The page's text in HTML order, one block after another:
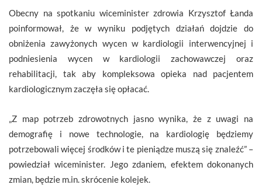
Obecny na spotkaniu wiceminister zdrowia Krzysztof Łanda
poinformował, że w wyniku podjętych działań dojdzie do
obniżenia zawyżonych wycen w kardiologii interwencyjnej i
podniesienia wycen w kardiologii zachowawczej oraz
rehabilitacji, tak aby kompleksowa opieka nad pacjentem
kardiologicznym zaczęła się opłacać.
„Z map potrzeb zdrowotnych jasno wynika, że z uwagi na
demografię i nowe technologie, na kardiologię będziemy
potrzebowali więcej środków i te pieniądze muszą się znaleźć” –
powiedział wiceminister. Jego zdaniem, efektem dokonanych
zmian, będzie m.in. skrócenie kolejek.